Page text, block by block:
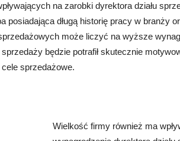
na zarobki dyrektora działu
posiadająca długą historię pracy w branży
może liczyć na wyższe
będzie potrafił skutecznie
sprzedażowe.
Wielkość firmy również ma